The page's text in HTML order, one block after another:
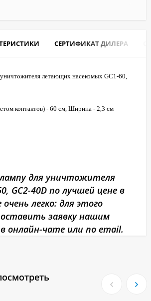
СЕРТИФИКАТ ДИЛЕРА
летающих насекомых GC1-60,
контактов) - 60 см, Ширина - 2,3 см
для уничтожителя
GC2-40D по лучшей цене в
легко: для этого
заявку нашим
онлайн-чате или по email.